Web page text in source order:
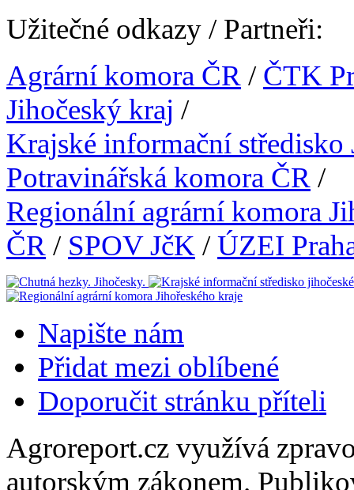
Užitečné odkazy / Partneři:
Agrární komora ČR / ČTK
Jihočeský kraj /
Krajské informační středisko
Potravinářská komora ČR /
Regionální agrární komora
ČR / SPOV JčK /ÚZEI
Napište nám
Přidat mezi oblíbené
Doporučit stránku příteli
Agroreport.cz využívá
autorským zákonem.